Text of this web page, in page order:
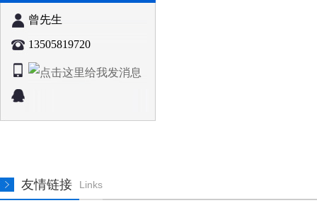
曾先生
13505819720
友情链接 Links